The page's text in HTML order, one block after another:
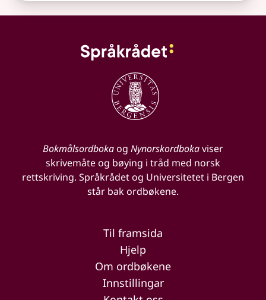
Bokmålsordbokaog Nynorskordbokaviser
skrivemåte og bøying i tråd med norsk
rettskriving. Språkrådet og Universitetet i Bergen
står bak ordbøkene.
Til framsida
Hjelp
Om ordbøkene
Innstillingar